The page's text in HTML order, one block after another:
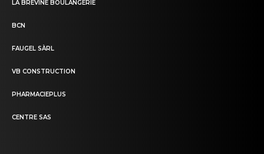
LA BRÉVINE BOULANGERIE
BCN
FAUGEL SÀRL
VB CONSTRUCTION
PHARMACIEPLUS
CENTRE SAS